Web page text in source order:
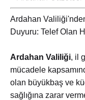
Ardahan
Duyuru: Telef Olan
Ardahan Valiliği, il
mücadele
olan büyükbaş ve
sağlığına zarar